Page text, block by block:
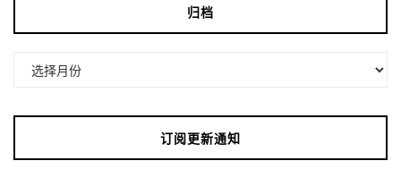
归档
订阅更新通知